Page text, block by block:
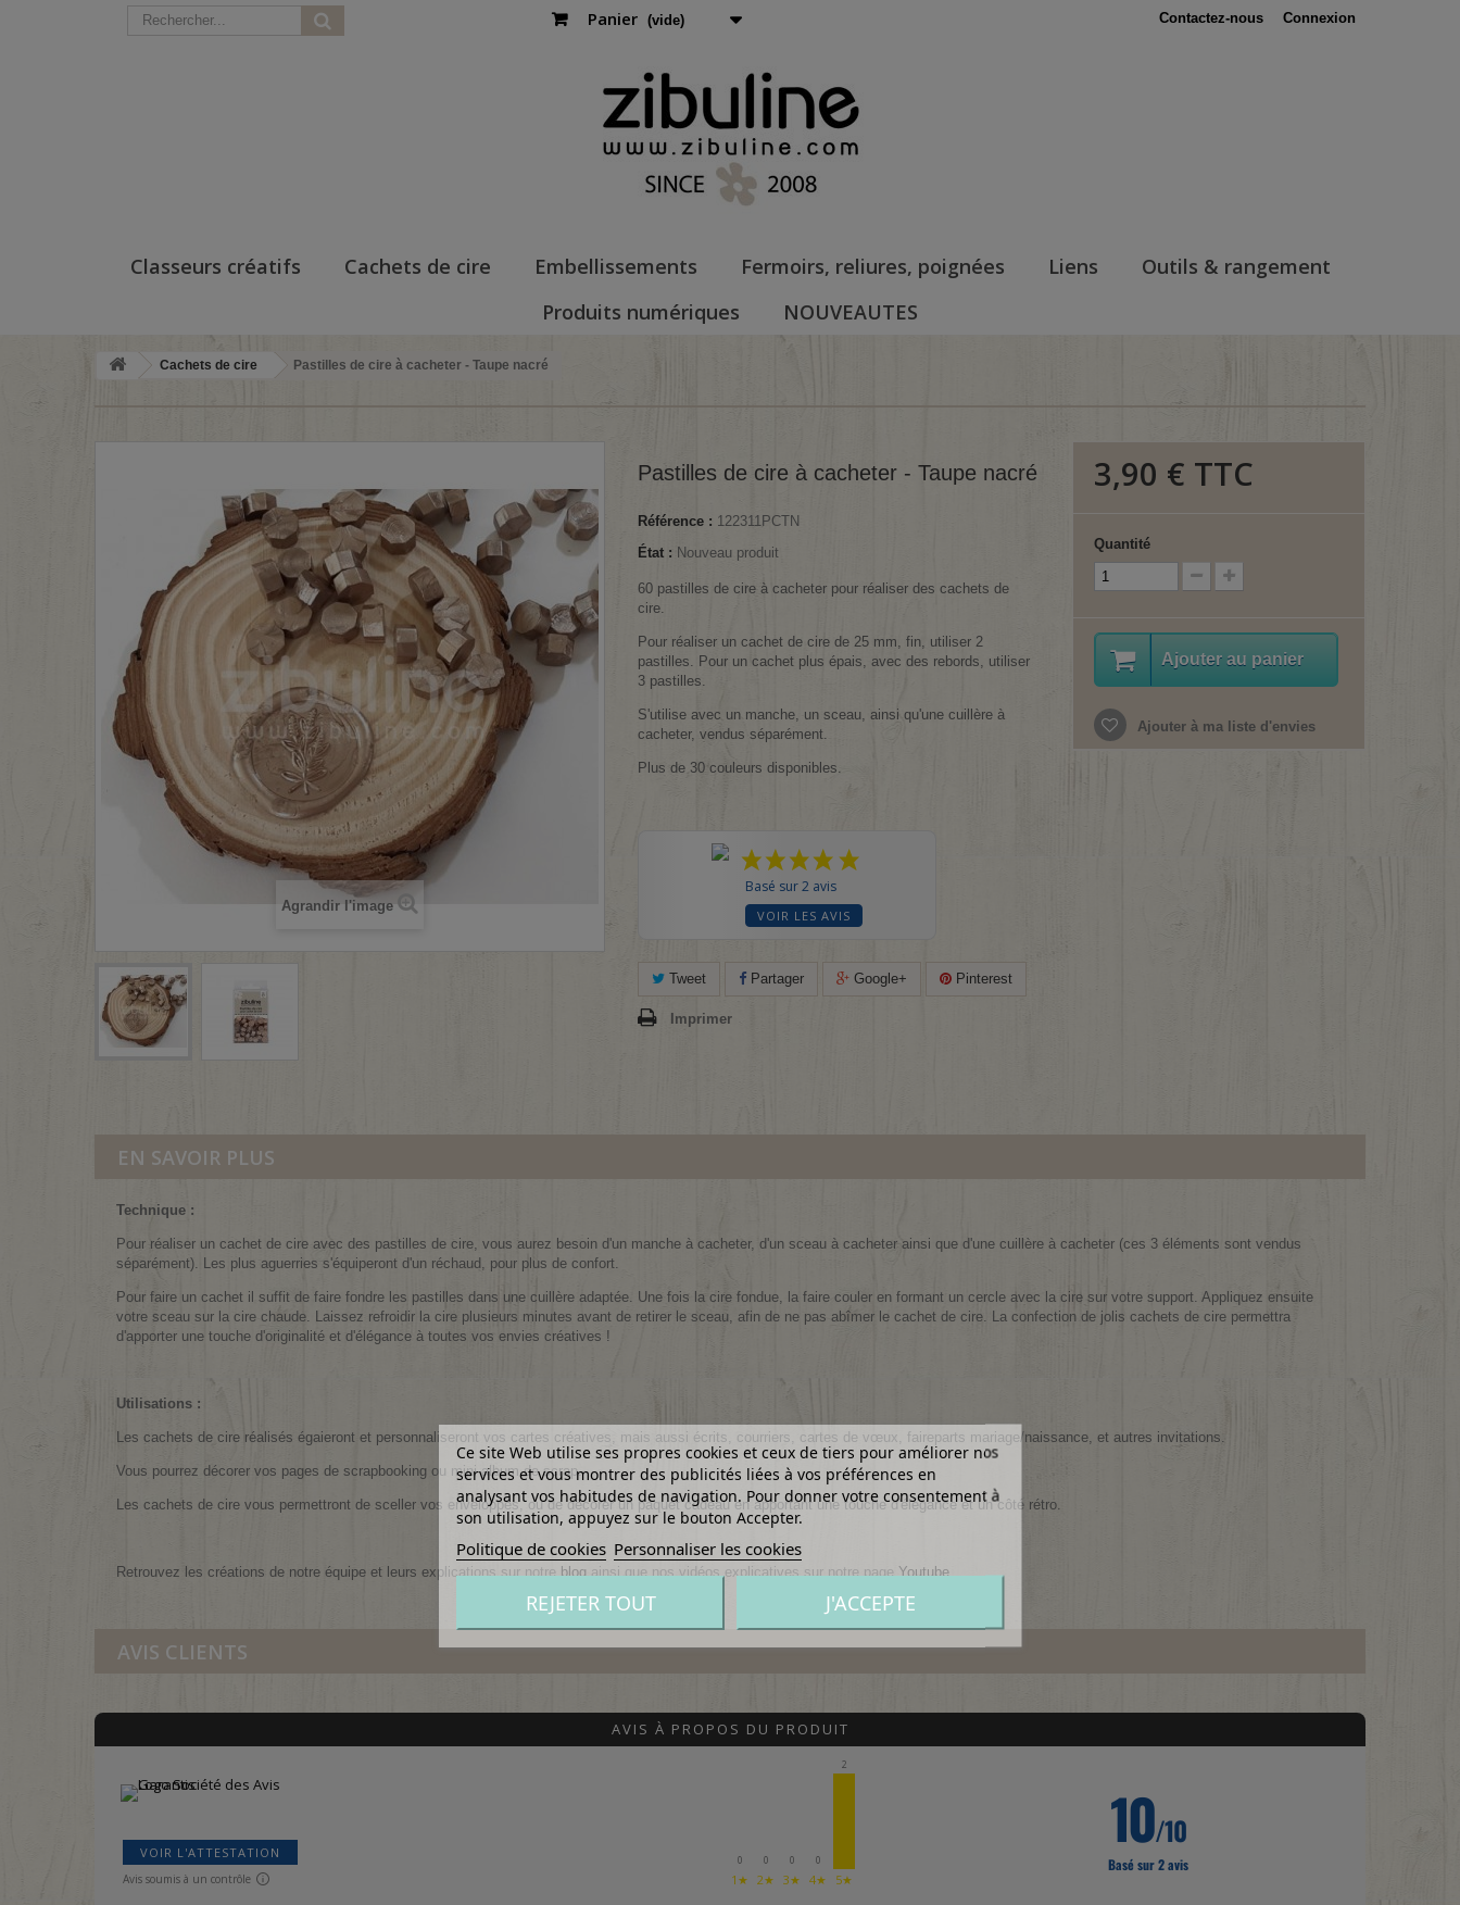
Connexion
Contactez-nous
Panier (vide)
Classeurs créatifs Cachets de cire Embellissements Fermoirs, reliures, poignées Liens
Outils & rangement
Produits numériques
NOUVEAUTES
Cachets de cire Pastilles de cire à cacheter - Taupe nacré
Agrandir l'image
Pastilles de cire à cacheter - Taupe nacré
Référence : 122311PCTN
État : Nouveau produit
60 pastilles de cire à cacheter pour réaliser des cachets de
cire.
Pour réaliser un cachet de cire de 25 mm, fin, utiliser 2
pastilles. Pour un cachet plus épais, avec des rebords, utiliser
3 pastilles.
S'utilise avec un manche, un sceau, ainsi qu'une cuillère à
cacheter, vendus séparément.
Plus de 30 couleurs disponibles.
Basé sur 2 avis
VOIR LES AVIS
Tweet Partager Google+ Pinterest
Imprimer
3,90 € TTC
Quantité
Ajouter au panier
Ajouter à ma liste d'envies
EN SAVOIR PLUS
Technique :
Pour réaliser un cachet de cire avec des pastilles de cire, vous aurez besoin d'un manche à cacheter, d'un sceau à cacheter ainsi que d'une cuillère à cacheter (ces 3 éléments sont vendus
séparément). Les plus aguerries s'équiperont d'un réchaud, pour plus de confort.
Pour faire un cachet il suffit de faire fondre les pastilles dans une cuillère adaptée. Une fois la cire fondue, la faire couler en formant un cercle avec la cire sur votre support. Appliquez ensuite
votre sceau sur la cire chaude. Laissez refroidir la cire plusieurs minutes avant de retirer le sceau, afin de ne pas abîmer le cachet de cire. La confection de jolis cachets de cire permettra
d'apporter une touche d'originalité et d'élégance à toutes vos envies créatives !
Utilisations :
Les cachets de cire réalisés égaieront et personnaliseront vos cartes créatives, mais aussi écrits, courriers, cartes de vœux, faireparts mariage/naissance, et autres invitations.
Vous pourrez décorer vos pages de scrapbooking ou mini album de scrap.
Les cachets de cire vous permettront de sceller vos enveloppes, ou de décorer un paquet cadeau en apportant une touche d'élégance et un côté rétro.
Retrouvez les créations de notre équipe et leurs explications sur notreblogainsi que nos vidéos explicatives sur notre pageYoutube.
AVIS CLIENTS
AVIS À PROPOS DU PRODUIT
VOIR L'ATTESTATION
Avis soumis à un contrôle
0
1★
0
2★
0
3★
0
4★
2
5★
10/10
Basé sur 2 avis
Ce site Web utilise ses propres cookies et ceux de tiers pour améliorer nos
services et vous montrer des publicités liées à vos préférences en
analysant vos habitudes de navigation. Pour donner votre consentement à
son utilisation, appuyez sur le bouton Accepter.
Politique de cookies Personnaliser les cookies
REJETER TOUT J'ACCEPTE